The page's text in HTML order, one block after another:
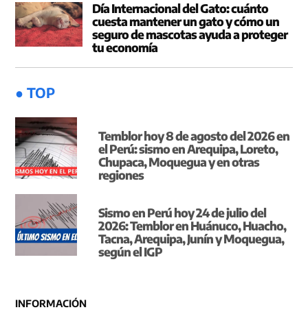
Día Internacional del Gato: cuánto
cuesta mantener un gato y cómo un
seguro de mascotas ayuda a proteger
tu economía
● TOP
Temblor hoy 8 de agosto del 2026 en
el Perú: sismo en Arequipa, Loreto,
Chupaca, Moquegua y en otras
regiones
Sismo en Perú hoy 24 de julio del
2026: Temblor en Huánuco, Huacho,
Tacna, Arequipa, Junín y Moquegua,
según el IGP
INFORMACIÓN